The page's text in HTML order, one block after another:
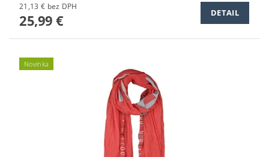
21,13 € bez DPH
25,99 € DETAIL
Novinka